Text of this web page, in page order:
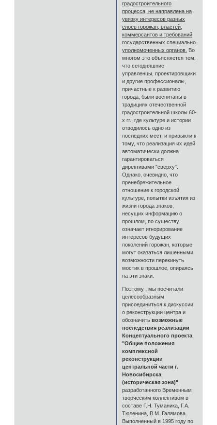
градостроительного
процесса, не направлена на
увязку интересов разных
слоев горожан, властей,
коммерсантов и требований
государственных специально
уполномоченных органов. Во
многом это объясняется тем,
что сегодняшние
управленцы, проектировщики
и другие профессионалы,
причастные к развитию
города, были воспитаны в
традициях отечественной
градостроительной школы 60-
х гг., где культуре и истории
отводилось одно из
последних мест, и привыкли к
тому, что реализация их идей
автоматически должна
гарантироваться
директивами "сверху".
Однако, очевидно, что
пренебрежительное
отношение к городской
культуре, попытки изъятия из
жизни города знаков,
несущих информацию о
прошлом, по существу
означает игнорирование
интересов будущих
поколений горожан, которые
могут оказаться лишенными
возможности перекинуть
мостик в прошлое, опираясь
на эти знаки.
Поэтому , мы посчитали
целесообразным
присоединиться к дискуссии
о реконструкции центра и
обозначитьвозможные
последствия реализации
Концептуального проекта
"Общие положения
комплексной
реконструкции
центральной части г.
Новосибирска
(историческая зона)"
разработанного Временным
творческим коллективом в
составе Г.Н. Туманика, Г.А.
Тюленина, В.М. Галямова.
Выполненный в 1995 году по